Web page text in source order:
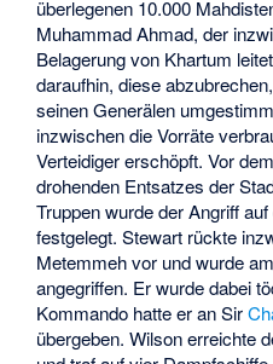
überlegenen 10.000
Muhammad Ahmad, der
Belagerung von Khartum
daraufhin, diese
seinen Generälen
inzwischen die Vorräte
Verteidiger erschöpft. Vor
drohenden Entsatzes der
Truppen wurde der Angriff
festgelegt. Stewart rückte
Metemmeh vor und wurde
angegriffen. Er wurde dabei
Kommando hatte er an Sir
übergeben. Wilson erreichte